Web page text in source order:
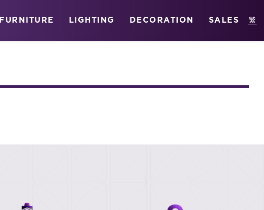
FURNITURE LIGHTING DECORATION SALES